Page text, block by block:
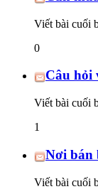
Viết bài cuối
0
Câu hỏi
Viết bài cuối
1
Nơi bán
Viết bài cuối